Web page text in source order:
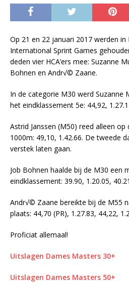
Op 21 en 22 januari 2017 werden in
International Sprint Games
deden vier HCA’ers mee: Suzanne
Bohnen en Andr√© Zaane.
In de categorie M30 werd Suzanne
het eindklassement 5e: 44,92,
Astrid Janssen (M50) reed alleen op
1000m: 49,10, 1.42.66. De tweede
verstek laten gaan.
Job Bohnen haalde bij de M30 een
eindklassement: 39.90, 1.20.05,
Andr√© Zaane bereikte bij de M55
plaats: 44,70 (PR), 1.27.83, 44,22,
Proficiat allemaal!
Uitslagen Dames Masters 30+
Uitslagen Dames Masters 50+